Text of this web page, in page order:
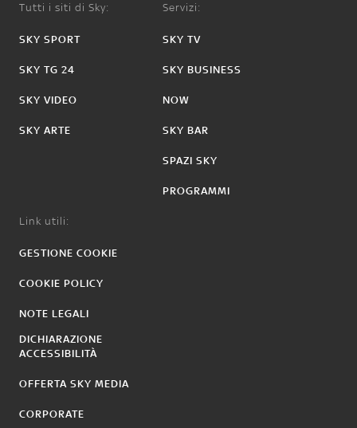
Tutti i siti di Sky:
SKY SPORT
SKY TG 24
SKY VIDEO
SKY ARTE
Servizi:
SKY TV
SKY BUSINESS
NOW
SKY BAR
SPAZI SKY
PROGRAMMI
Link utili:
GESTIONE COOKIE
COOKIE POLICY
NOTE LEGALI
DICHIARAZIONE
ACCESSIBILITÀ
OFFERTA SKY MEDIA
CORPORATE